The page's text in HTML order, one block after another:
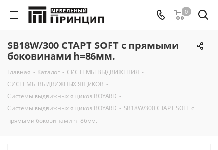
0
SB18W/300 СТАРТ SOFT с прямыми
боковинами h=86мм.
Главная - Каталог - СИСТЕМЫ ВЫДВИЖЕНИЯ -
СИСТЕМЫ ВЫДВИЖНЫХ ЯЩИКОВ -
Системы выдвижных ящиков BOYARD -
Системы выдвижных ящиков BOYARD - SB18W/300 СТАРТ SOFT с
прямыми боковинами h=86мм.